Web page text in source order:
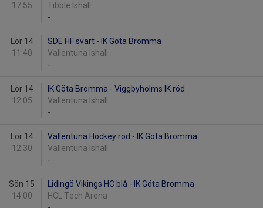
17:55
Tibble Ishall
-
Lör 14
11:40
SDE HF svart - IK Göta Bromma
Vallentuna Ishall
-
Lör 14
12:05
IK Göta Bromma - Viggbyholms IK röd
Vallentuna Ishall
-
Lör 14
12:30
Vallentuna Hockey röd - IK Göta Bromma
Vallentuna Ishall
-
Sön 15
14:00
Lidingö Vikings HC blå - IK Göta Bromma
HCL Tech Arena